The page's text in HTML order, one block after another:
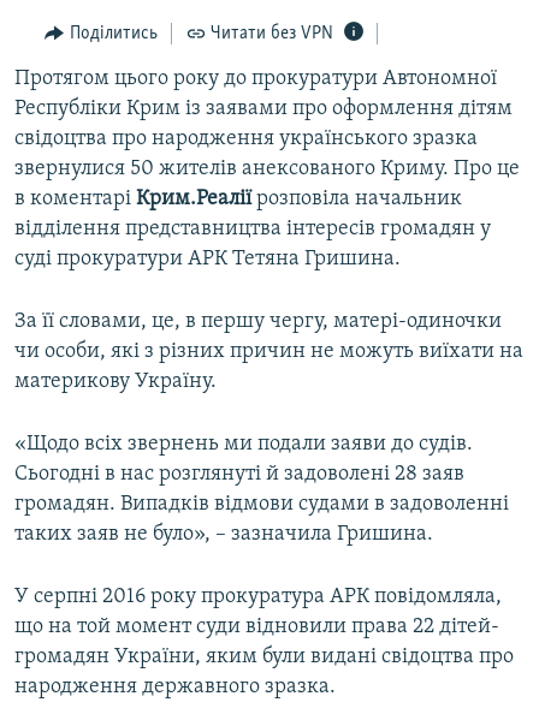
пошукуІНТЕРВ'Ю
ВСЕ ЗА ДЕНЬ
СПЕЦПРОЕКТИ
ДЕПОРТАЦІЯ
ВІДЕОУРОКИ «ELIFBE»
СВІДЧЕННЯ ОКУПАЦІЇ
ІНФОГРАФІКА
ЯК ОБІЙТИ БЛОКУВАННЯ
Русский
Qırımtatar
ДОЛУЧАЙСЯ!
Усі сайти RFE/RL
Поділитись Читати без VPN
Протягом цього року до прокуратури Автономної
Республіки Крим із заявами про оформлення дітям
свідоцтва про народження українського зразка
звернулися 50 жителів анексованого Криму. Про це
в коментарі Крим.Реаліїрозповіла начальник
відділення представництва інтересів громадян у
суді прокуратури АРК Тетяна Гришина.
За її словами, це, в першу чергу, матері-одиночки
чи особи, які з різних причин не можуть виїхати на
материкову Україну.
«Щодо всіх звернень ми подали заяви до судів.
Сьогодні в нас розглянуті й задоволені 28 заяв
громадян. Випадків відмови судами в задоволенні
таких заяв не було», – зазначила Гришина.
У серпні 2016 року прокуратура АРК повідомляла,
що на той момент суди відновили права 22 дітей-
громадян України, яким були видані свідоцтва про
народження державного зразка.